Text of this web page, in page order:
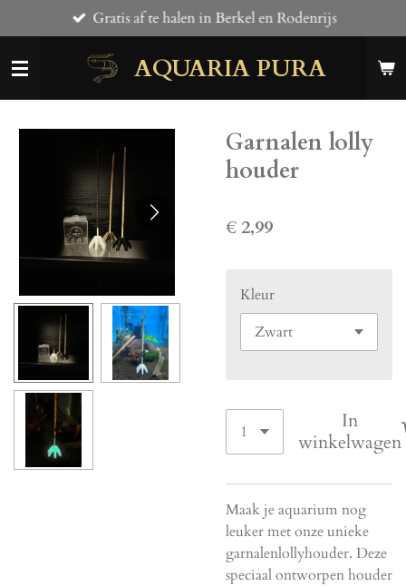
direct
naar
AQUARIA PURA
Gratis af te halen in Berkel en Rodenrijs
Garnalen lolly
houder
€ 2,99
Kleur
In
winkelwagen
Maak je aquarium nog
leuker met onze unieke
garnalenlollyhouder. Deze
speciaal ontworpen houder